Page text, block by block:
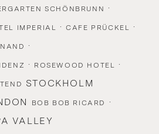
SCHÖNBRUNN ·
IMPERIAL ·CAFE PRÜCKEL ·
·
· ROSEWOOD HOTEL ·
STOCKHOLM
BOB BOB RICARD ·
VALLEY